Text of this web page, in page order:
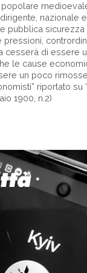
nazionale
pubblica sicurezza
cesserà di essere
le cause
un poco rimosse.
riportato su
1900, n.2)